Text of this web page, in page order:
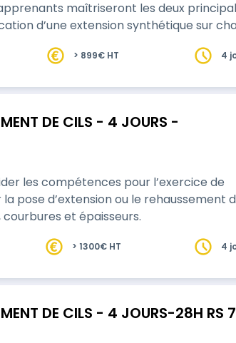
> 899€ HT 4
DE CILS - 4 JOURS -
les compétences pour l’exercice de
la pose d’extension ou le rehaussement
et épaisseurs.
> 1300€ HT 4
DE CILS - 4 JOURS-28H RS